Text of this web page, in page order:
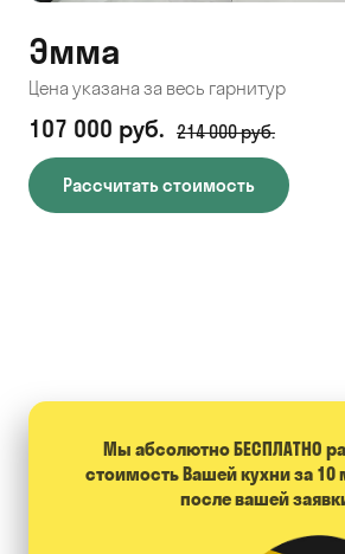
Эмма
Цена указана за весь гарнитур
107 000 руб. 214 000 руб.
Рассчитать стоимость
Мы абсолютно БЕСПЛАТНО
стоимость Вашей кухни за 10
после вашей